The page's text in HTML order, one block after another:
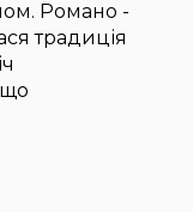
Романо -
традиція